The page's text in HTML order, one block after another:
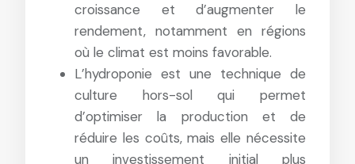
croissance et d’augmenter le
rendement, notamment en régions
où le climat est moins favorable.
L’hydroponie est une technique de
culture hors-sol qui permet
d’optimiser la production et de
réduire les coûts, mais elle nécessite
un investissement initial plus